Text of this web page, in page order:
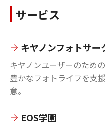
サービス
キヤノンフォトサー
キヤノンユーザーのため
豊かなフォトライフを支
意。
EOS学園